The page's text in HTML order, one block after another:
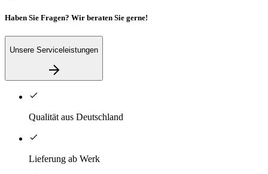
Haben Sie Fragen? Wir beraten Sie gerne!
Unsere Serviceleistungen
Qualität aus Deutschland
Lieferung ab Werk